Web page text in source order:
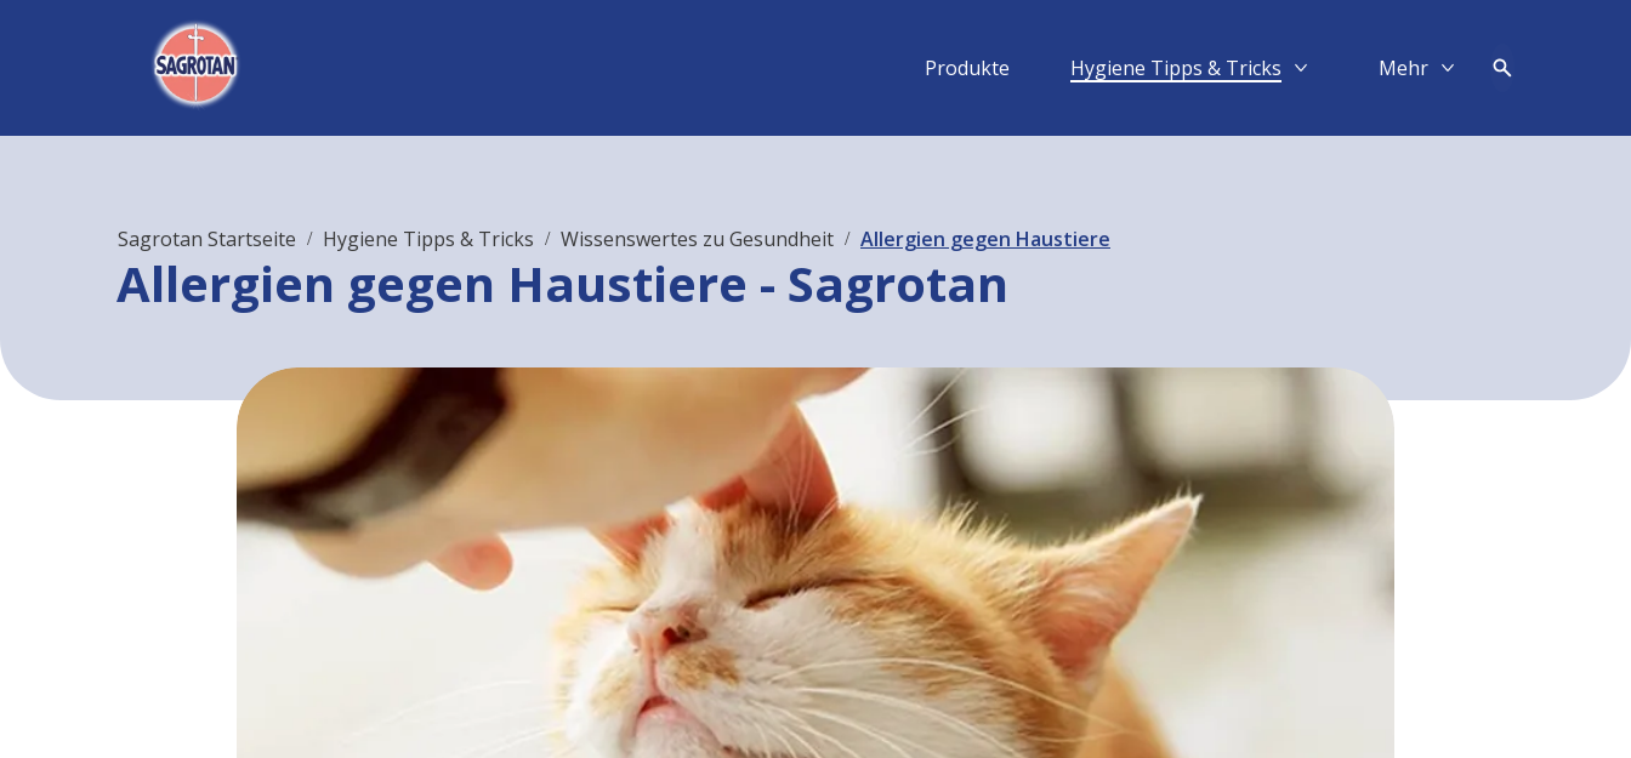
Produkte Hygiene Tipps & Tricks
Mehr Hygiene Tipps & Tricks
Mehr​
Mehr Mehr​
Sagrotan Startseite Hygiene Tipps & Tricks Wissenswertes zu Gesundheit Allergien gegen Haustiere
Allergien gegen Haustiere - Sagrotan